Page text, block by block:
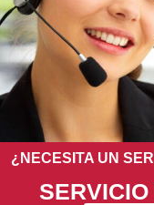
¿NECESITA UN